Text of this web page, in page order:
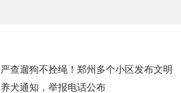
严查遛狗不拴绳！郑州多个小区发布文明
养犬通知，举报电话公布